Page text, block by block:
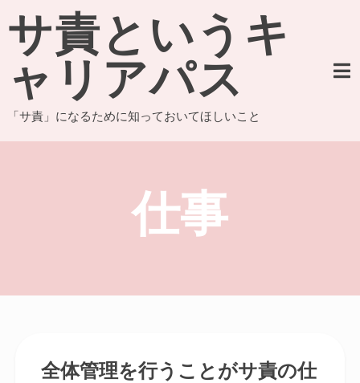
to
content
サ責というキ
ャリアパス
「サ責」になるために知っておいてほしいこと
仕事
全体管理を行うことがサ責の仕